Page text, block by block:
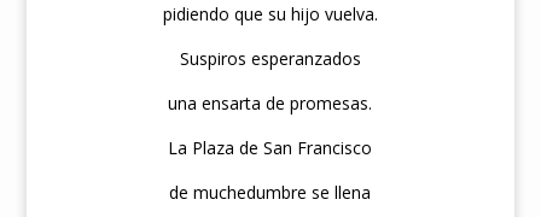
pidiendo que su hijo vuelva.
Suspiros esperanzados
una ensarta de promesas.
La Plaza de San Francisco
de muchedumbre se llena